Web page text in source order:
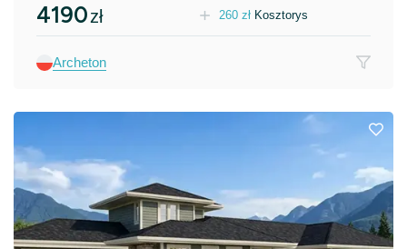
4190zł 260 zł Kosztorys
Archeton